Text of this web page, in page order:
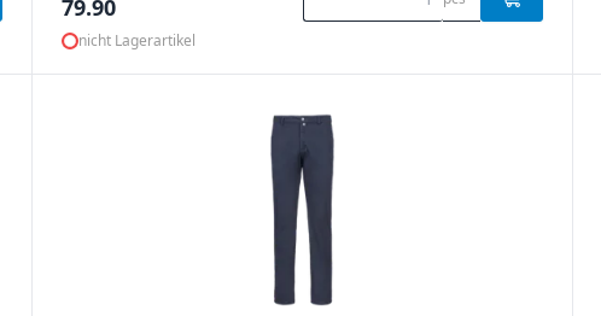
79.90
nicht Lagerartikel